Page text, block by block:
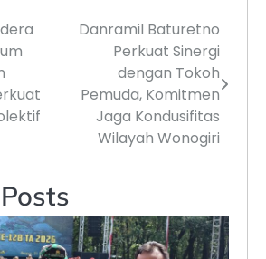
Danramil Baturetno
Perkuat Sinergi
dengan Tokoh
Pemuda, Komitmen
Jaga Kondusifitas
Wilayah Wonogiri